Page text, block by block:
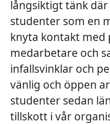
långsiktigt tänk
studenter som en
knyta kontakt
medarbetare och
infallsvinklar och
vänlig och öppen
studenter sedan
tillskott i vår